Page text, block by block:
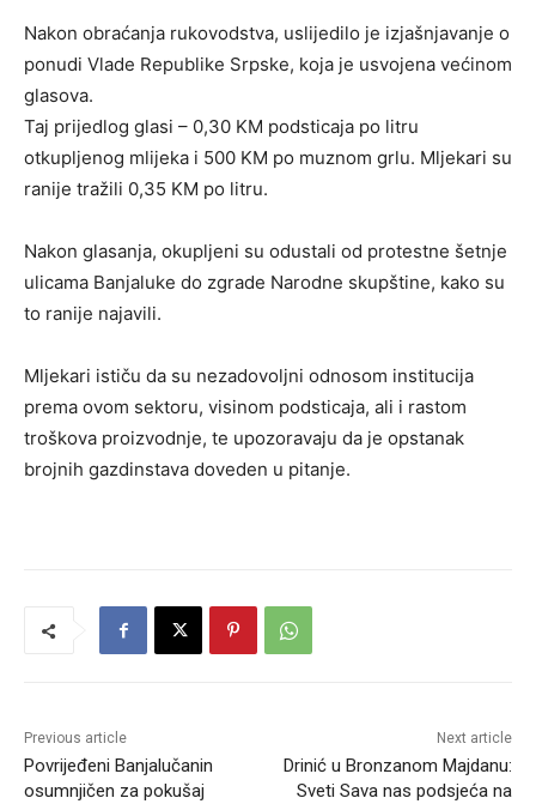
Nakon obraćanja rukovodstva, uslijedilo je izjašnjavanje o
ponudi Vlade Republike Srpske, koja je usvojena većinom
glasova.
Taj prijedlog glasi – 0,30 KM podsticaja po litru
otkupljenog mlijeka i 500 KM po muznom grlu. Mljekari su
ranije tražili 0,35 KM po litru.
Nakon glasanja, okupljeni su odustali od protestne šetnje
ulicama Banjaluke do zgrade Narodne skupštine, kako su
to ranije najavili.
Mljekari ističu da su nezadovoljni odnosom institucija
prema ovom sektoru, visinom podsticaja, ali i rastom
troškova proizvodnje, te upozoravaju da je opstanak
brojnih gazdinstava doveden u pitanje.
Previous article
Povrijeđeni Banjalučanin
osumnjičen za pokušaj
Next article
Drinić u Bronzanom Majdanu:
Sveti Sava nas podsjeća na